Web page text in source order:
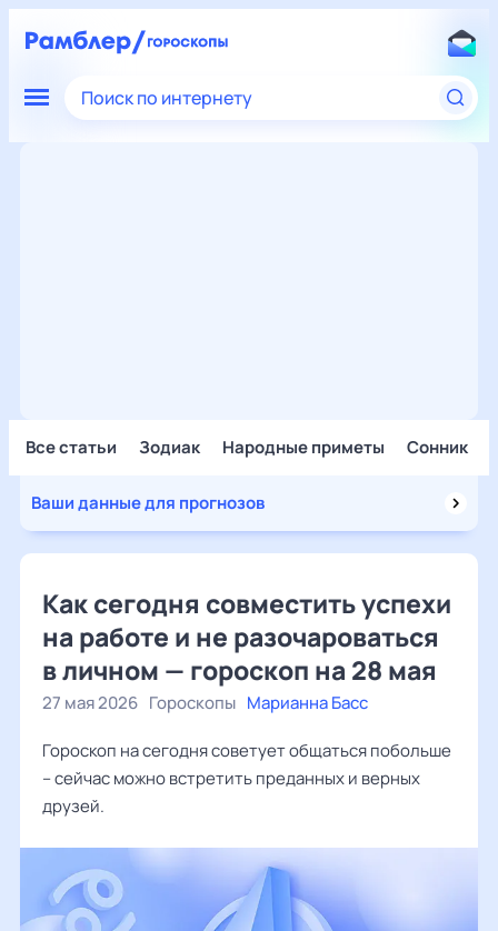
Поиск по интернету
Все статьи Зодиак Народные приметы Сонник
Ваши данные для прогнозов
Как сегодня совместить успехи
на работе и не разочароваться
в личном — гороскоп на 28 мая
27 мая 2026 Гороскопы Марианна Басс
Гороскоп на сегодня советует общаться побольше
– сейчас можно встретить преданных и верных
друзей.